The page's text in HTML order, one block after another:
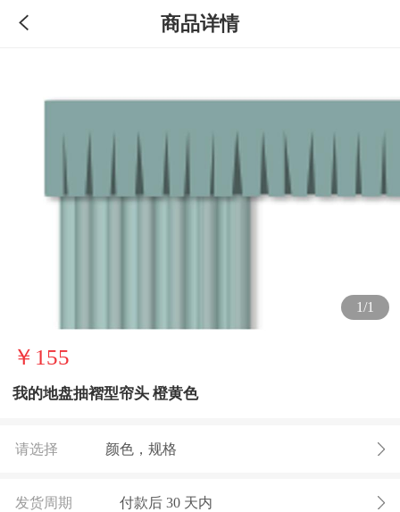
商品详情
1/1
￥155
我的地盘抽褶型帘头 橙黄色
请选择 颜色，规格
发货周期 付款后30 天内